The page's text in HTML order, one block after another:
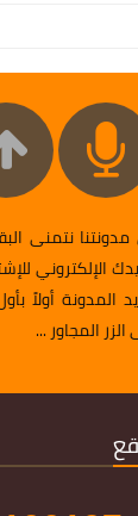
نتمنى
الإلكتروني
المدونة أولاً
المجاور ...